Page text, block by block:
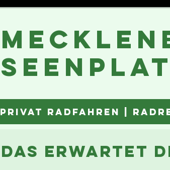
privat RADFAHREN |
das erwartet